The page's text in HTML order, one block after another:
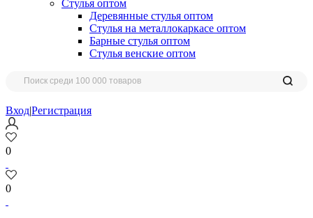
Стулья оптом
Деревянные стулья оптом
Стулья на металлокаркасе оптом
Барные стулья оптом
Стулья венские оптом
Вход|Регистрация
0
0